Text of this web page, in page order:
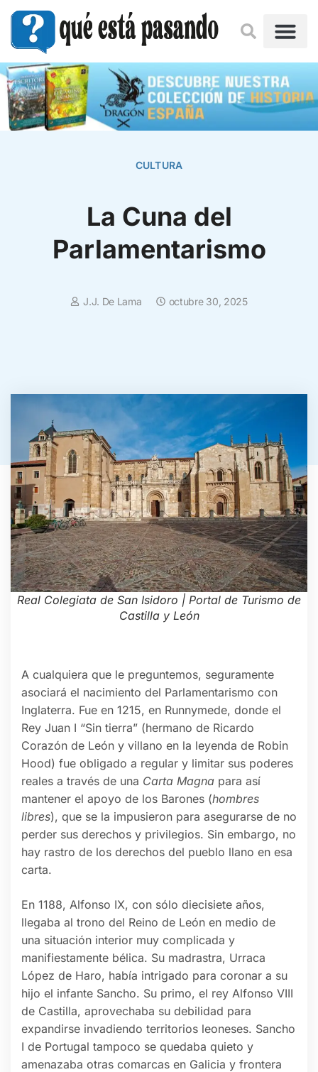
CULTURA
La Cuna del
Parlamentarismo
J.J. De Lama octubre 30, 2025
Real Colegiata de San Isidoro | Portal de Turismo de
Castilla y León
A cualquiera que le preguntemos, seguramente
asociará el nacimiento del Parlamentarismo con
Inglaterra. Fue en 1215, en Runnymede, donde el
Rey Juan I “Sin tierra” (hermano de Ricardo
Corazón de León y villano en la leyenda de Robin
Hood) fue obligado a regular y limitar sus poderes
reales a través de una Carta Magna para así
mantener el apoyo de los Barones (hombres
libres), que se la impusieron para asegurarse de no
perder sus derechos y privilegios. Sin embargo, no
hay rastro de los derechos del pueblo llano en esa
carta.
En 1188, Alfonso IX, con sólo diecisiete años,
llegaba al trono del Reino de León en medio de
una situación interior muy complicada y
manifiestamente bélica. Su madrastra, Urraca
López de Haro, había intrigado para coronar a su
hijo el infante Sancho. Su primo, el rey Alfonso VIII
de Castilla, aprovechaba su debilidad para
expandirse invadiendo territorios leoneses. Sancho
I de Portugal tampoco se quedaba quieto y
amenazaba otras comarcas en Galicia y frontera